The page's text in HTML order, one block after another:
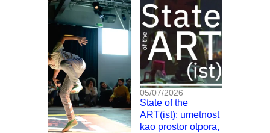
05/07/2026
State of the
ART(ist): umetnost
kao prostor otpora,